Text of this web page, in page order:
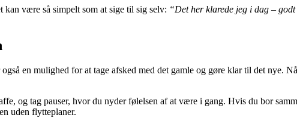
være så simpelt som at sige til sig selv: “Det her klarede jeg i dag – godt
en mulighed for at tage afsked med det gamle og gøre klar til det nye.
og tag pauser, hvor du nyder følelsen af at være i gang. Hvis du bor
uden flytteplaner.